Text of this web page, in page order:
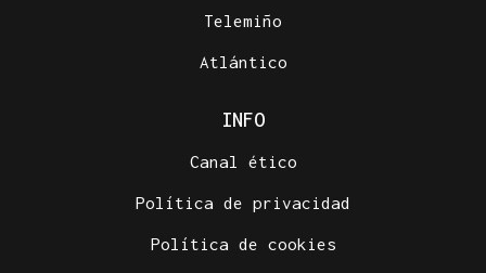
Telemiño
Atlántico
INFO
Canal ético
Política de privacidad
Política de cookies